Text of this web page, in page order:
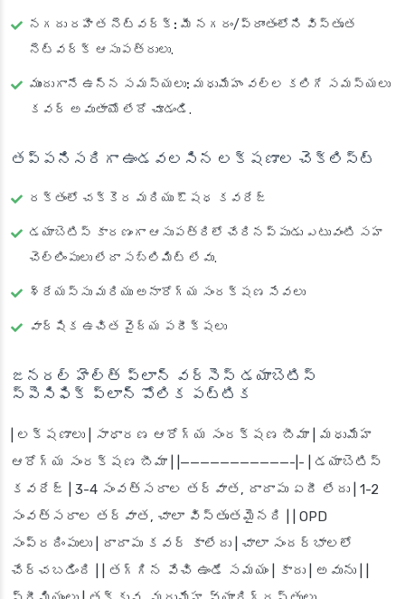
నగదు రహిత నెట్‌వర్క్: మీ నగరం/ప్రాంతంలోని విస్తృత
నెట్‌వర్క్ ఆసుపత్రులు.
ముందుగానే ఉన్న సమస్యలు: మధుమేహం వల్ల కలిగే సమస్యలు
కవర్ అవుతాయో లేదో చూడండి.
తప్పనిసరిగా ఉండవలసిన లక్షణాల చెక్‌లిస్ట్
రక్తంలో చక్కెర మరియు ఔషధ కవరేజ్
డయాబెటిస్ కారణంగా ఆసుపత్రిలో చేరినప్పుడు ఎటువంటి సహ
చెల్లింపులు లేదా సబ్‌లిమిట్ లేవు.
శ్రేయస్సు మరియు అనారోగ్య సంరక్షణ సేవలు
వార్షిక ఉచిత వైద్య పరీక్షలు
జనరల్ హెల్త్ ప్లాన్ వర్సెస్ డయాబెటిస్
స్పెసిఫిక్ ప్లాన్ పోలిక పట్టిక
| లక్షణాలు | సాధారణ ఆరోగ్య సంరక్షణ బీమా | మధుమేహ
ఆరోగ్య సంరక్షణ బీమా | |———————————-|- | డయాబెటిస్
కవరేజ్ | 3-4 సంవత్సరాల తర్వాత, దాదాపు ఏదీ లేదు | 1-2
సంవత్సరాల తర్వాత, చాలా విస్తృతమైనది | | OPD
సంప్రదింపులు | దాదాపు కవర్ కాలేదు | చాలా సందర్భాలలో
చేర్చబడింది | | తగ్గిన వేచి ఉండే సమయం | కాదు | అవును | |